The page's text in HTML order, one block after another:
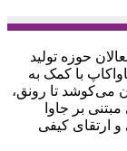
حوزه‌ تولید
با کمک به
می‌کوشد تا رونق،
بر جاوا
ارتقای کیفی